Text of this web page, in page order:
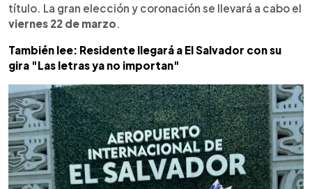
título. La gran elección y coronación se llevará a cabo el
viernes 22 de marzo
También lee: Residente llegará a El Salvador con su
gira "Las letras ya no importan"